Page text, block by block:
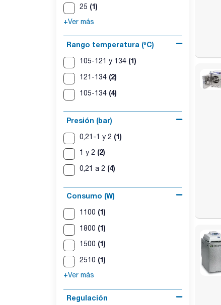
25 (1)
+Ver más
Rango temperatura (ºC)
105-121 y 134 (1)
121-134 (2)
105-134 (4)
Presión (bar)
0,21-1 y 2 (1)
1 y 2 (2)
0,21 a 2 (4)
Consumo (W)
1100 (1)
1800 (1)
1500 (1)
2510 (1)
+Ver más
Regulación